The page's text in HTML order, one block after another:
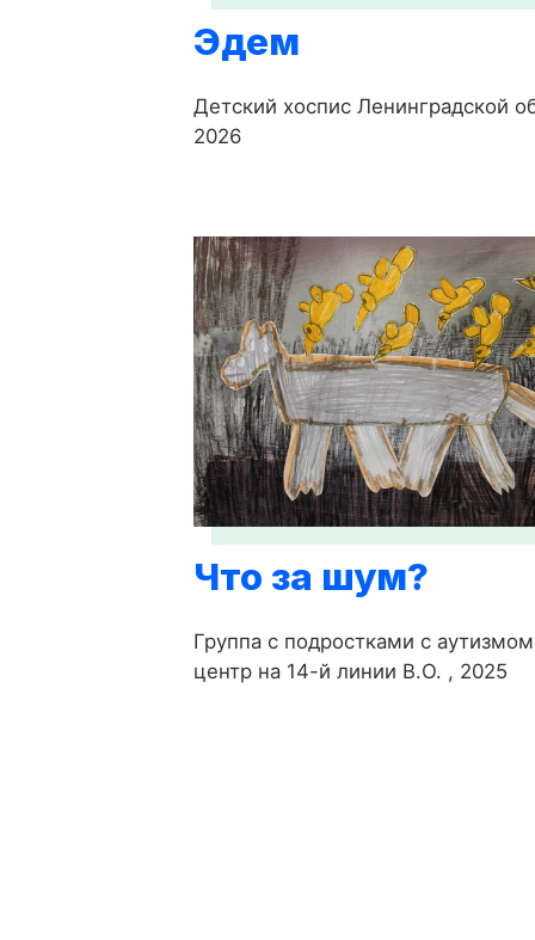
Эдем
Детский хоспис Ленинградской
2026
Что за шум?
Группа с подростками с
центр на 14-й линии В.О. , 2025